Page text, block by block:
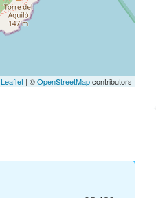
Leaflet | ©OpenStreetMapcontributors